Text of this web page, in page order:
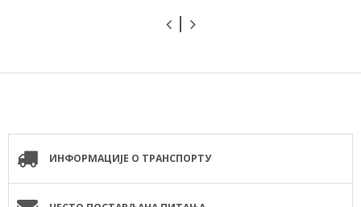
ИНФОРМАЦИЈЕ О ТРАНСПОРТУ